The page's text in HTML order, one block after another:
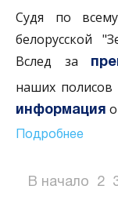
Судя по
белорусской
Вслед за
наших
информация
Подробнее
В начало 2